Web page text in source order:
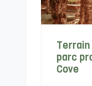
Terrain
parc
Cove